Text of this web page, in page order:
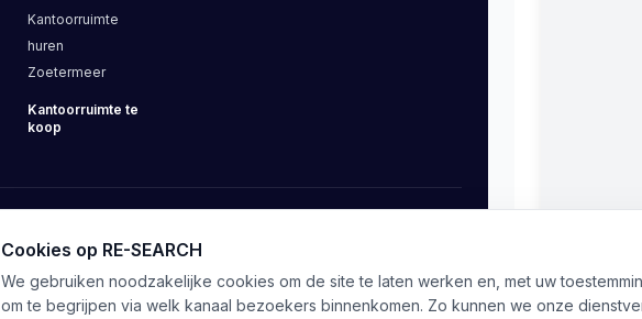
Kantoorruimte
huren
Zoetermeer
Kantoorruimte te
koop
Cookies op RE-SEARCH
We gebruiken noodzakelijke cookies om de site te laten werken en, met uw
om te begrijpen via welk kanaal bezoekers binnenkomen. Zo kunnen we onze